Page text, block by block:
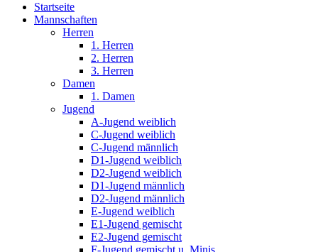
Startseite
Mannschaften
Herren
1. Herren
2. Herren
3. Herren
Damen
1. Damen
Jugend
A-Jugend weiblich
C-Jugend weiblich
C-Jugend männlich
D1-Jugend weiblich
D2-Jugend weiblich
D1-Jugend männlich
D2-Jugend männlich
E-Jugend weiblich
E1-Jugend gemischt
E2-Jugend gemischt
F-Jugend gemischt u. Minis